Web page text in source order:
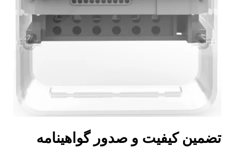
تضمین کیفیت و صدور گواهینامه